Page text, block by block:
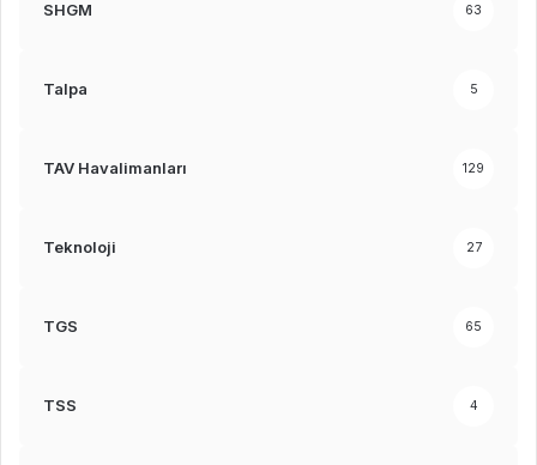
SHGM 63
Talpa 5
TAV Havalimanları 129
Teknoloji 27
TGS 65
TSS 4